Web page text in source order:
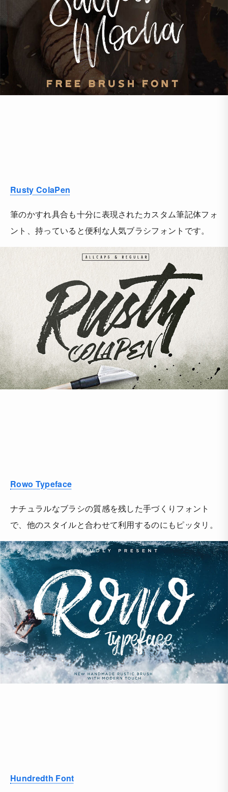
Rusty ColaPen
筆のかすれ具合も十分に表現されたカスタム筆記体フォ
ント、持っていると便利な人気ブラシフォントです。
Rowo Typeface
ナチュラルなブラシの質感を残した手づくりフォント
で、他のスタイルと合わせて利用するのにもピッタリ。
Hundredth Font